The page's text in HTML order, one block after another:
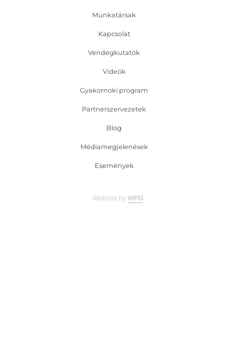
Munkatársak
Kapcsolat
Vendégkutatók
Videók
Gyakornoki program
Partnerszervezetek
Blog
Médiamegjelenések
Események